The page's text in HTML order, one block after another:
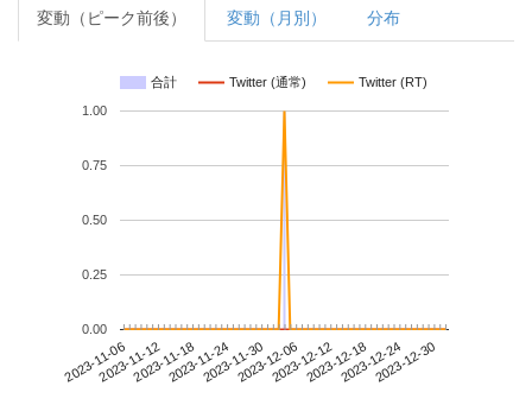
変動（ピーク前後） 変動（月別） 分布
合計 Twitter (通常) Twitter (RT)
2023-11-062023-11-122023-11-182023-11-242023-11-302023-12-062023-12-122023-12-182023-12-242023-12-30
0.00
0.25
0.50
0.75
1.00